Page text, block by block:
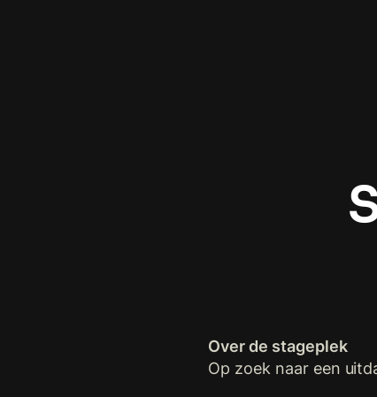
Over de stageplek
Op zoek naar een